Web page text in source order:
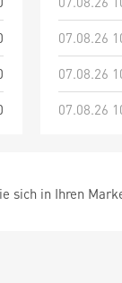
07.08.26
07.08.26
07.08.26
sich in Ihren